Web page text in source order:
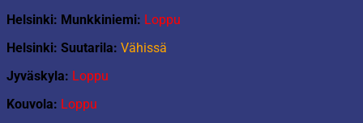
Helsinki: Munkkiniemi: Loppu
Helsinki: Suutarila: Vähissä
Jyväskyla: Loppu
Kouvola: Loppu